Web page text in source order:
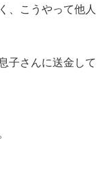
、こうやって他人
子さんに送金して